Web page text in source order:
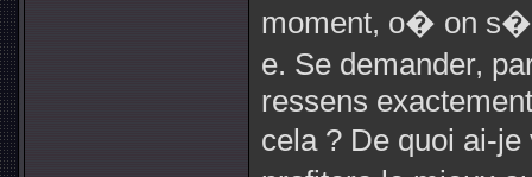
moment, o� on
e. Se demander,
ressens
cela ? De quoi ai-